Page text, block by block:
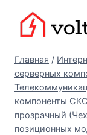
содержимому
Главная /
серверных
компоненты СКС
прозрачный
позиционных